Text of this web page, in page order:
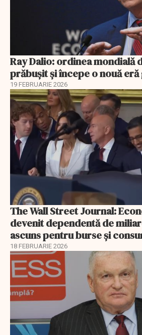
Ray Dalio: ordinea mondială
prăbușit și începe o nouă
19 FEBRUARIE 2026
The Wall Street Journal:
devenit dependentă de
ascuns pentru burse și
18 FEBRUARIE 2026
EXCLUSIV